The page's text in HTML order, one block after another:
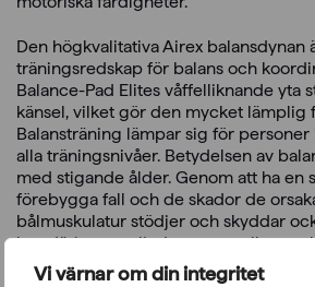
Vi värnar om din integritet
Den högkvalitativa Airex balansdynan
träningsredskap för balans och
Balance-Pad Elites våffelliknande yta
känsel, vilket gör den mycket lämplig
Balansträning lämpar sig för
alla träningsnivåer. Betydelsen av
med stigande ålder. Genom att ha en
förebygga fall och de skador de
bålmuskulatur stödjer och skyddar
kan därigenom lindra eventuella
Balansträning har vetenskapligt visat